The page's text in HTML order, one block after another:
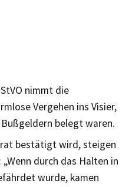
nimmt die
Vergehen ins Visier,
belegt waren.
bestätigt wird, steigen
durch das Halten in
wurde, kamen